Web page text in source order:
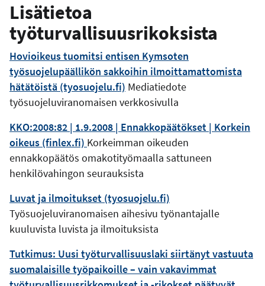
Lisätietoa
työturvallisuusrikoksista
Hovioikeus tuomitsi entisen Kymsoten
työsuojelupäällikön sakkoihin ilmoittamattomista
hätätöistä (tyosuojelu.fi) Mediatiedote
työsuojeluviranomaisen verkkosivulla
KKO:2008:82 | 1.9.2008 | Ennakkopäätökset | Korkein
oikeus (finlex.fi) Korkeimman oikeuden
ennakkopäätös omakotityömaalla sattuneen
henkilövahingon seurauksista
Luvat ja ilmoitukset (tyosuojelu.fi)
Työsuojeluviranomaisen aihesivu työnantajalle
kuuluvista luvista ja ilmoituksista
Tutkimus: Uusi työturvallisuuslaki siirtänyt vastuuta
suomalaisille työpaikoille – vain vakavimmat